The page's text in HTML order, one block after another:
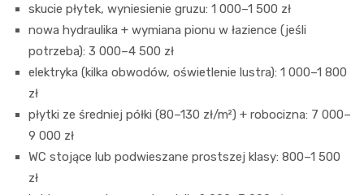
skucie płytek, wyniesienie gruzu: 1 000–1 500 zł
nowa hydraulika + wymiana pionu w łazience (jeśli
potrzeba): 3 000–4 500 zł
elektryka (kilka obwodów, oświetlenie lustra): 1 000–1 800
zł
płytki ze średniej półki (80–130 zł/m²) + robocizna: 7 000–
9 000 zł
WC stojące lub podwieszane prostszej klasy: 800–1 500
zł